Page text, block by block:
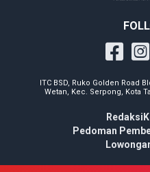
ITC BSD, Ruko Golden Road
Wetan, Kec. Serpong, Kota
Redaksi
Pedoman